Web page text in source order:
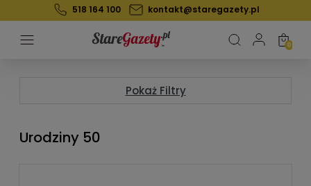
518 164 100 kontakt@staregazety.pl
Pokaż Filtry
Urodziny 50